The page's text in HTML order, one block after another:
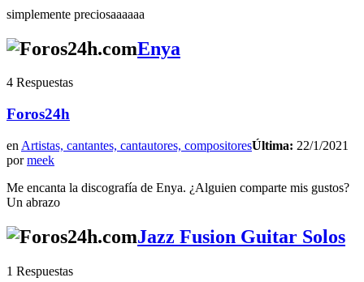
simplemente preciosaaaaaa
Enya
4 Respuestas
Foros24h
en Artistas, cantantes, cantautores, compositoresÚltima: 22/1/2021
pormeek
Me encanta la discografía de Enya. ¿Alguien comparte mis gustos?
Un abrazo
Jazz Fusion Guitar Solos
1 Respuestas